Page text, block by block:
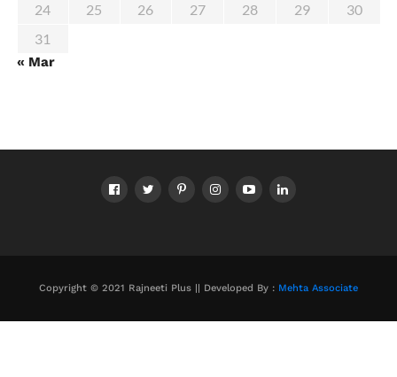
24
25 26 27 28 29
30
31
« Mar
Copyright © 2021 Rajneeti Plus || Developed By : Mehta Associate